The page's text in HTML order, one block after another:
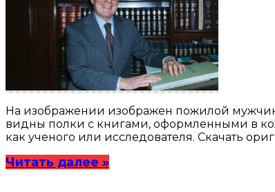
На изображении изображен пожилой
видны полки с книгами, оформленными в
как ученого или исследователя. Скачать
Читать далее »